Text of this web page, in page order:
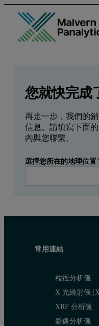
您就快完成
再走一步，我們的
信息。請填寫下面
內與您聯繫。
選擇您所在的地理位置
常用連結
粒徑分析儀
X 光繞射儀
XRF 分析儀
影像分析儀